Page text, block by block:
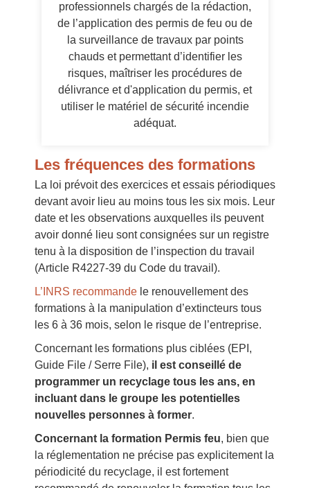
professionnels chargés de la rédaction,
de l’application des permis de feu ou de
la surveillance de travaux par points
chauds et permettant d’identifier les
risques, maîtriser les procédures de
délivrance et d'application du permis, et
utiliser le matériel de sécurité incendie
adéquat.
Les fréquences des formations
La loi prévoit des exercices et essais périodiques
devant avoir lieu au moins tous les six mois. Leur
date et les observations auxquelles ils peuvent
avoir donné lieu sont consignées sur un registre
tenu à la disposition de l’inspection du travail
(Article R4227-39 du Code du travail).
L’INRS recommande le renouvellement des
formations à la manipulation d’extincteurs tous
les 6 à 36 mois, selon le risque de l’entreprise.
Concernant les formations plus ciblées (EPI,
Guide File / Serre File), il est conseillé de
programmer un recyclage tous les ans, en
incluant dans le groupe les potentielles
nouvelles personnes à former.
Concernant la formation Permis feu, bien que
la réglementation ne précise pas explicitement la
périodicité du recyclage, il est fortement